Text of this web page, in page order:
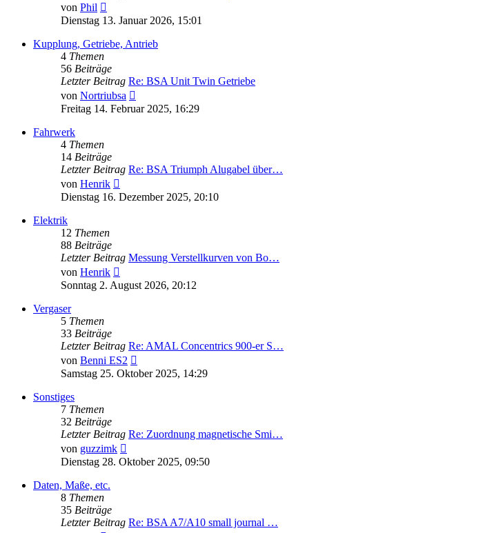
von Phil
Beitrag
Dienstag 13. Januar 2026, 15:01
Kupplung, Getriebe, Antrieb
4 Themen
56 Beiträge
Letzter Beitrag Re: BSA Unit Twin Getriebe
von Nortriubsa
Beitrag
Freitag 14. Februar 2025, 16:29
Fahrwerk
4 Themen
14 Beiträge
Letzter Beitrag Re: BSA Triumph Alugabel über…
von Henrik
Beitrag
Dienstag 16. Dezember 2025, 20:10
Elektrik
12 Themen
88 Beiträge
Letzter Beitrag Messung Verstellkurven von Bo…
von Henrik
Beitrag
Sonntag 2. August 2026, 20:12
Vergaser
5 Themen
33 Beiträge
Letzter Beitrag Re: AMAL Concentrics 900-er S…
von Benni ES2
Beitrag
Samstag 25. Oktober 2025, 14:29
Sonstiges
7 Themen
32 Beiträge
Letzter Beitrag Re: Zuordnung magnetische Smi…
von guzzimk
Beitrag
Dienstag 28. Oktober 2025, 09:50
Daten, Maße, etc.
8 Themen
35 Beiträge
Letzter Beitrag Re: BSA A7/A10 small journal …